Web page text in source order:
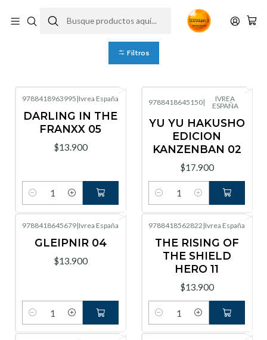
Ivrea España
Filtros
9788418963995 |Ivrea España
DARLING IN THE
FRANXX 05
$13.900
Cantidad
9788418645150|
IVREA
ESPAÑA
YU YU HAKUSHO
EDICION
KANZENBAN 02
$17.900
Cantidad
9788418645679|Ivrea España
GLEIPNIR 04
$13.900
Cantidad
9788418562822 |Ivrea España
THE RISING OF
THE SHIELD
HERO 11
$13.900
Cantidad